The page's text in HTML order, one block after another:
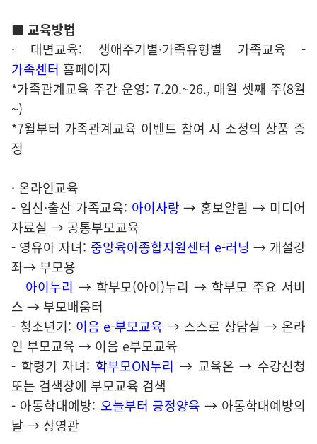
■ 교육방법
· 대면교육: 생애주기별·가족유형별 가족교육 -
가족센터 홈페이지
*가족관계교육 주간 운영: 7.20.~26., 매월 셋째 주(8월
~)
*7월부터 가족관계교육 이벤트 참여 시 소정의 상품 증
정
· 온라인교육
- 임신·출산 가족교육: 아이사랑 → 홍보알림 → 미디어
자료실 → 공통부모교육
- 영유아 자녀: 중앙육아종합지원센터 e-러닝 → 개설강
좌→ 부모용
아이누리 → 학부모(아이)누리 → 학부모 주요 서비
스 → 부모배움터
- 청소년기: 이음 e-부모교육 → 스스로 상담실 → 온라
인 부모교육 → 이음 e부모교육
- 학령기 자녀: 학부모ON누리 → 교육온 → 수강신청
또는 검색창에 부모교육 검색
- 아동학대예방: 오늘부터 긍정양육 → 아동학대예방의
날 → 상영관